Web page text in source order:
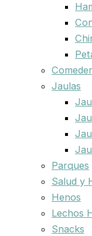
Jaulas
Parques
Salud y
Henos
Lechos
Snacks